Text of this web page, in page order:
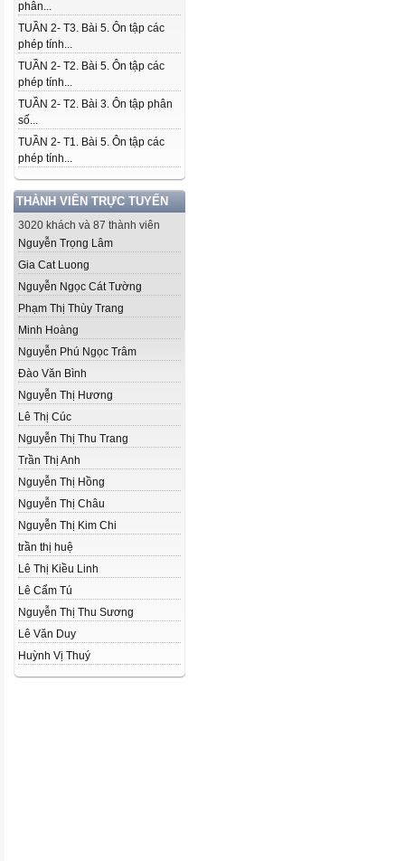
phân...
TUẦN 2- T3. Bài 5. Ôn tập các
phép tính...
TUẦN 2- T2. Bài 5. Ôn tập các
phép tính...
TUẦN 2- T2. Bài 3. Ôn tập phân
số...
TUẦN 2- T1. Bài 5. Ôn tập các
phép tính...
THÀNH VIÊN TRỰC TUYẾN
3020 khách và 87 thành viên
Nguyễn Trọng Lâm
Gia Cat Luong
Nguyễn Ngọc Cát Tường
Phạm Thị Thùy Trang
Minh Hoàng
Nguyễn Phú Ngọc Trâm
Đào Văn Bình
Nguyễn Thị Hương
Lê Thị Cúc
Nguyễn Thị Thu Trang
Trần Thị Anh
Nguyễn Thị Hồng
Nguyễn Thị Châu
Nguyễn Thị Kim Chi
trần thị huệ
Lê Thị Kiều Linh
Lê Cẩm Tú
Nguyễn Thị Thu Sương
Lê Văn Duy
Huỳnh Vị Thuý